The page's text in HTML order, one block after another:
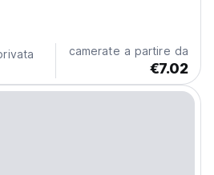
camerate a partire da
€7.02